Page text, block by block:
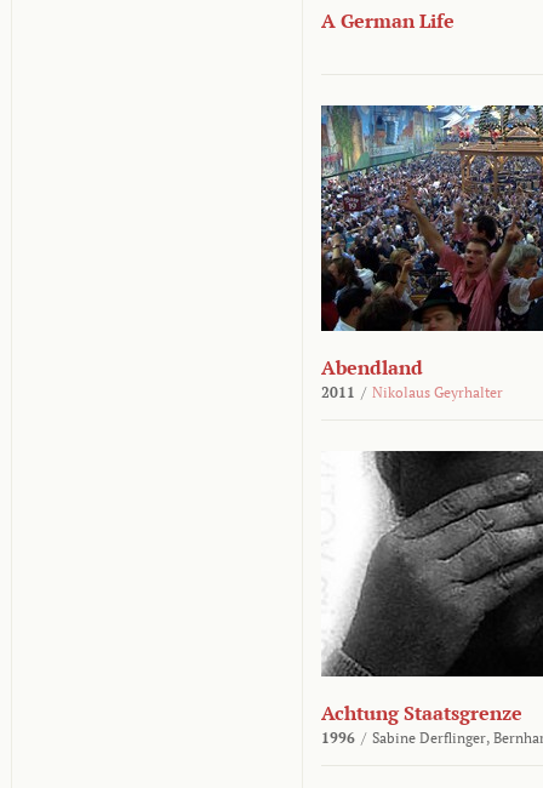
A German Life
Abendland
2011 / Nikolaus Geyrhalter
Achtung Staatsgrenze
1996 / Sabine Derflinger,